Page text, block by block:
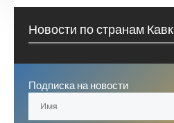
Новости по странам
Подписка на новости